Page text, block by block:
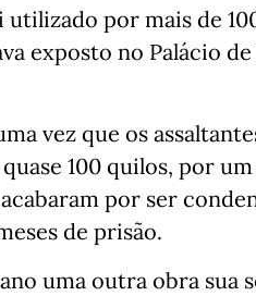
por mais de
exposto no Palácio
vez que os
100 quilos, por
por ser
de prisão.
uma outra obra sua